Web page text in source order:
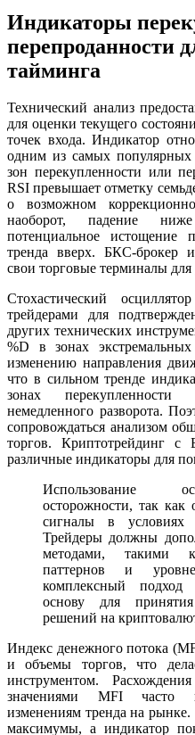
Индикаторы
перепроданности
тайминга
Технический анализ
для оценки текущего
точек входа. Индикатор
одним из самых популярных
зон перекупленности или
RSI превышает отметку
о возможном
наоборот, падение
потенциальное истощение
тренда вверх. БКС-брокер
свои торговые терминалы для
Стохастический
трейдерами для
других технических
%D в зонах экстремальных
изменению направления
что в сильном тренде
зонах
немедленного разворота.
сопровождаться анализом
торгов. Криптотрейдинг с
различные индикаторы для
Использование
осторожности, так
сигналы в условиях
Трейдеры должны
методами, такими
паттернов и
комплексный подход
основу для
решений на
Индекс денежного потока
и объемы торгов, что
инструментом.
значениями MFI часто
изменениям тренда на
максимумы, а индикатор